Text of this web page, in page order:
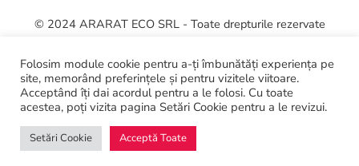
© 2024 ARARAT ECO SRL - Toate drepturile rezervate
Termeni și condiții Politica cookie Certificate și siguranță
ANPC
Folosim module cookie pentru a-ți îmbunătăți experiența pe
site, memorând preferințele și pentru vizitele viitoare.
Acceptând îți dai acordul pentru a le folosi. Cu toate
acestea, poți vizita pagina Setări Cookie pentru a le revizui.
Setări Cookie Acceptă Toate